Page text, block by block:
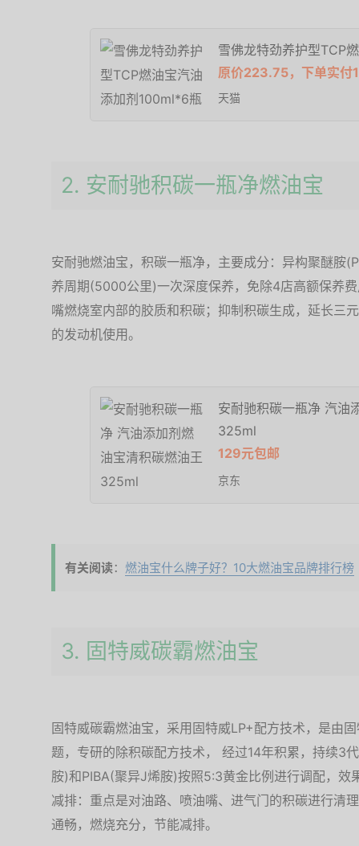
雪佛龙特劲养护型TCP
原价223.75，下单实付
天猫
2. 安耐驰积碳一瓶净燃油宝
安耐驰燃油宝，积碳一瓶净，主要成分：异构聚醚胺
养周期(5000公里)一次深度保养，免除4店高额保养
嘴燃烧室内部的胶质和积碳；抑制积碳生成，延长三
的发动机使用。
安耐驰积碳一瓶净 汽油
325ml
129元包邮
京东
有关阅读： 燃油宝什么牌子好？10大燃油宝品牌排行榜
3. 固特威碳霸燃油宝
固特威碳霸燃油宝，采用固特威LP+配方技术，是由
题，专研的除积碳配方技术， 经过14年积累，持续3
胺)和PIBA(聚异J烯胺)按照5:3黄金比例进行调配，效
减排：重点是对油路、喷油嘴、进气门的积碳进行清
通畅，燃烧充分，节能减排。